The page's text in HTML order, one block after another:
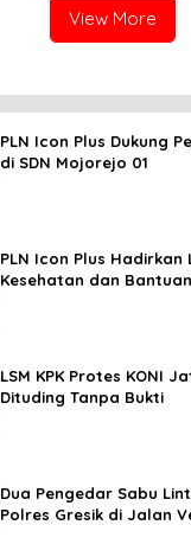
View More
PLN Icon Plus Dukung
di SDN Mojorejo 01
PLN Icon Plus Hadirkan
Kesehatan dan
LSM KPK Protes KONI
Dituding Tanpa Bukti
Dua Pengedar Sabu
Polres Gresik di Jalan